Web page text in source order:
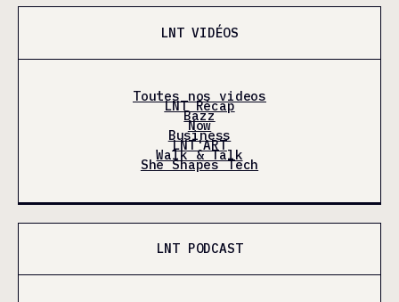
LNT VIDÉOS
Toutes nos videos
LNT Récap
Bazz
Now
Business
LNT'ART
Walk & Talk
She Shapes Tech
LNT PODCAST